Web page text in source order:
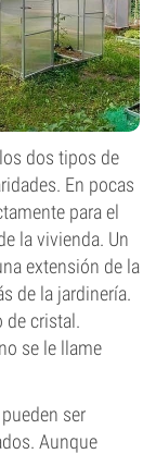
dos tipos de
En pocas
para el
la vivienda. Un
extensión de la
de la jardinería.
de cristal.
se le llame
ser
Aunque